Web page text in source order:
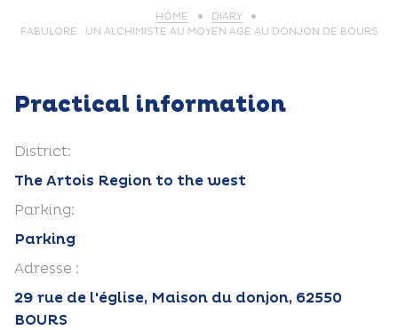
HOME
DIARY
FABULORE : UN ALCHIMISTE AU MOYEN AGE AU DONJON DE BOURS
Practical information
District:
The Artois Region to the west
Parking:
Parking
Adresse :
29 rue de l'église, Maison du donjon, 62550
BOURS